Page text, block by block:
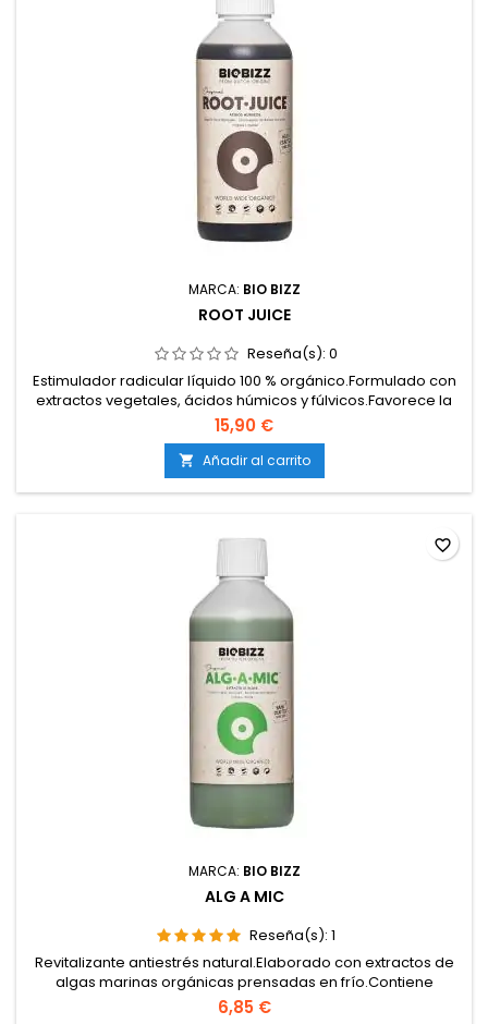
MARCA: BIO BIZZ
ROOT JUICE
Reseña(s): 0
Estimulador radicular líquido 100 % orgánico.Formulado con
extractos vegetales, ácidos húmicos y fúlvicos.Favorece la
formación de raíces fuertes, largas y numerosas.Potencia la
microvida beneficiosa del sustrato.Apto para interior,
exterior, tierra, coco e hidroponía.
15,90 €
 Añadir al carrito
MARCA: BIO BIZZ
ALG A MIC
Reseña(s): 1
Revitalizante antiestrés natural.Elaborado con extractos de
algas marinas orgánicas prensadas en frío.Contiene
micronutrientes, vitaminas y aminoácidos
6,85 €
favorite_border